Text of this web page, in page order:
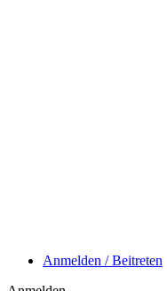
Anmelden / Beitreten